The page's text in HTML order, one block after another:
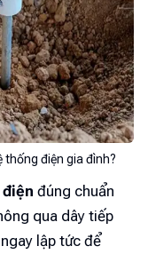
thống điện gia đình?
đúng chuẩn
qua dây tiếp
lập tức để